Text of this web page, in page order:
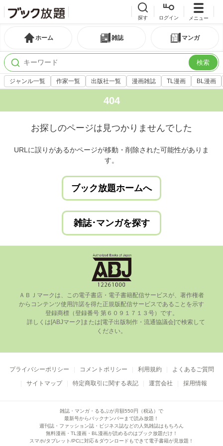
探す ログイン メニュー
ホーム 雑誌 マンガ
検索
ジャンル一覧 作家一覧 出版社一覧 漫画雑誌 TL漫画 BL漫画
404
お探しのページは見つかりませんでした
URLに誤りがあるかページが移動・削除された可能性がありま
す。
ブック放題ホームへ
雑誌･マンガを探す
ＡＢＪマークは、この電⼦書店・電⼦書籍配信サービスが、著作権者
からコンテンツ使⽤許諾を得た正規版配信サービスであることを⽰す
登録商標（登録番号 第６０９１７１３号）です。
ください。
プライバシーポリシー コメントポリシー 利用規約
よくあるご質問
サイトマップ
特定商取引に関する表記 運営会社 採用情報
雑誌・マンガ・るるぶが月額550円（税込）で
最新号からバックナンバーまで読み放題！
週刊誌・ファッション誌・ビジネス誌などの人気雑誌はもちろん
無料漫画・TL漫画・BL漫画が読めるのはブック放題だけ！
スマホ/タブレット/PCに対応＆ダウンロードもできて電子書籍が見放題！